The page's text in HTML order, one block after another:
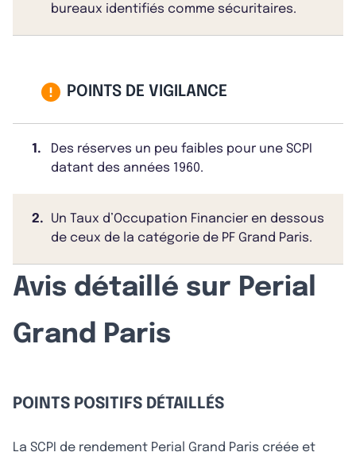
bureaux identifiés comme sécuritaires.
POINTS DE VIGILANCE
1.
Des réserves un peu faibles pour une SCPI
datant des années 1960.
2.
Un Taux d’Occupation Financier en dessous
de ceux de la catégorie de PF Grand Paris.
Avis détaillé sur Perial
Grand Paris
POINTS POSITIFS DÉTAILLÉS
La SCPI de rendement Perial Grand Paris créée et